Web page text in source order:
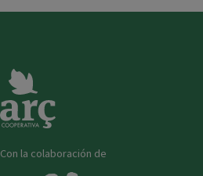
Con la colaboración de